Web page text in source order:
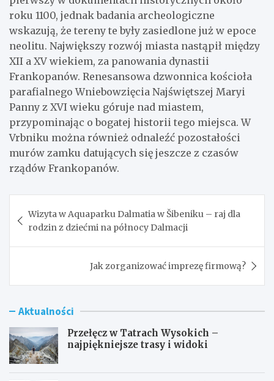
roku 1100, jednak badania archeologiczne
wskazują, że tereny te były zasiedlone już w epoce
neolitu. Największy rozwój miasta nastąpił między
XII a XV wiekiem, za panowania dynastii
Frankopanów. Renesansowa dzwonnica kościoła
parafialnego Wniebowzięcia Najświętszej Maryi
Panny z XVI wieku góruje nad miastem,
przypominając o bogatej historii tego miejsca. W
Vrbniku można również odnaleźć pozostałości
murów zamku datujących się jeszcze z czasów
rządów Frankopanów.
wpisu
Wizyta w Aquaparku Dalmatia w Šibeniku – raj dla
rodzin z dziećmi na północy Dalmacji
Jak zorganizować imprezę firmową?
Aktualności
Przełęcz w Tatrach Wysokich –
najpiękniejsze trasy i widoki